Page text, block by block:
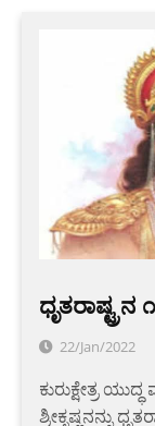
22/Jan/2022
ಕುರುಕ್ಷೇತ್ರ
ಶ್ರೀಕೃಷ್ಣನನ್ನು